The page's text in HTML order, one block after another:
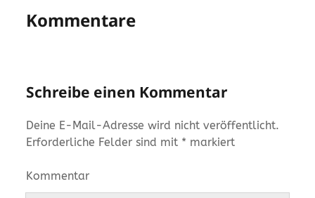
Kommentare
Schreibe einen Kommentar
Deine E-Mail-Adresse wird nicht veröffentlicht.
Erforderliche Felder sind mit * markiert
Kommentar